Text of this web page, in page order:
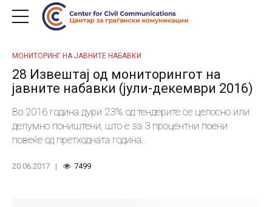
МОНИТОРИНГ НА ЈАВНИТЕ НАБАВКИ
28 Извештај од мониторингот на
јавните набавки (јули-декември 2016)
Во 2016 година дури 23% од тендерите се целосно или
делумно поништени, што е за 3 процентни поени
повеќе од претходната година.
20.06.2017 7499